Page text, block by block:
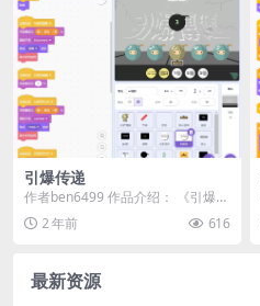
引爆传递
作者ben6499 作品介绍： 《引爆传
递》是一款自制AI陪玩游戏，灵感
源自经典...
2 年前 616
最新资源